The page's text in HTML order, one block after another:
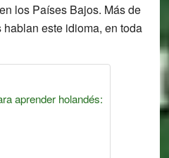
los Países Bajos. Más de
este idioma, en toda
aprender holandés: